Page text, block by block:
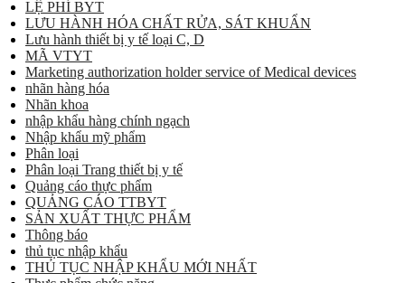
LỆ PHÍ BYT
LƯU HÀNH HÓA CHẤT RỬA, SÁT KHUẨN
Lưu hành thiết bị y tế loại C, D
MÃ VTYT
Marketing authorization holder service of Medical devices
nhãn hàng hóa
Nhãn khoa
nhập khẩu hàng chính ngạch
Nhập khẩu mỹ phẩm
Phân loại
Phân loại Trang thiết bị y tế
Quảng cáo thực phẩm
QUẢNG CÁO TTBYT
SẢN XUẤT THỰC PHẨM
Thông báo
thủ tục nhập khẩu
THỦ TỤC NHẬP KHẨU MỚI NHẤT